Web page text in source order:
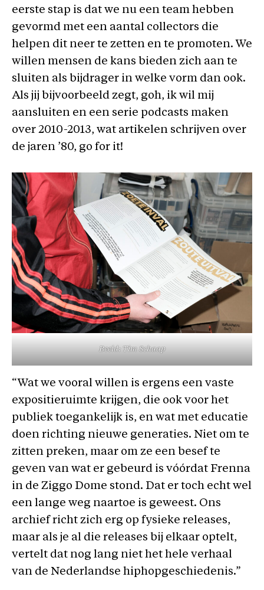
eerste stap is dat we nu een team hebben
gevormd met een aantal collectors die
helpen dit neer te zetten en te promoten. We
willen mensen de kans bieden zich aan te
sluiten als bijdrager in welke vorm dan ook.
Als jij bijvoorbeeld zegt, goh, ik wil mij
aansluiten en een serie podcasts maken
over 2010-2013, wat artikelen schrijven over
de jaren ’80, go for it!
Beeld: Tim Schaap
“Wat we vooral willen is ergens een vaste
expositieruimte krijgen, die ook voor het
publiek toegankelijk is, en wat met educatie
doen richting nieuwe generaties. Niet om te
zitten preken, maar om ze een besef te
geven van wat er gebeurd is vóórdat Frenna
in de Ziggo Dome stond. Dat er toch echt wel
een lange weg naartoe is geweest. Ons
archief richt zich erg op fysieke releases,
maar als je al die releases bij elkaar optelt,
vertelt dat nog lang niet het hele verhaal
van de Nederlandse hiphopgeschiedenis.”